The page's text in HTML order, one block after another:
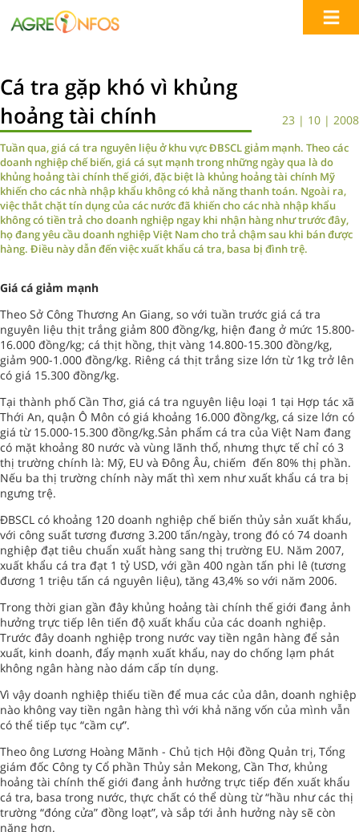
Cá tra gặp khó vì khủng
hoảng tài chính
23 | 10 | 2008
Tuần qua, giá cá tra nguyên liệu ở khu vực ĐBSCL giảm mạnh. Theo các
doanh nghiệp chế biến, giá cá sụt mạnh trong những ngày qua là do
khủng hoảng tài chính thế giới, đặc biệt là khủng hoảng tài chính Mỹ
khiến cho các nhà nhập khẩu không có khả năng thanh toán. Ngoài ra,
việc thắt chặt tín dụng của các nước đã khiến cho các nhà nhập khẩu
không có tiền trả cho doanh nghiệp ngay khi nhận hàng như trước đây,
họ đang yêu cầu doanh nghiệp Việt Nam cho trả chậm sau khi bán được
hàng. Điều này dẫn đến việc xuất khẩu cá tra, basa bị đình trệ.
Giá cá giảm mạnh
Theo Sở Công Thương An Giang, so với tuần trước giá cá tra
nguyên liệu thịt trắng giảm 800 đồng/kg, hiện đang ở mức 15.800-
16.000 đồng/kg; cá thịt hồng, thịt vàng 14.800-15.300 đồng/kg,
giảm 900-1.000 đồng/kg. Riêng cá thịt trắng size lớn từ 1kg trở lên
có giá 15.300 đồng/kg.
Tại thành phố Cần Thơ, giá cá tra nguyên liệu loại 1 tại Hợp tác xã
Thới An, quận Ô Môn có giá khoảng 16.000 đồng/kg, cá size lớn có
giá từ 15.000-15.300 đồng/kg.Sản phẩm cá tra của Việt Nam đang
có mặt khoảng 80 nước và vùng lãnh thổ, nhưng thực tế chỉ có 3
thị trường chính là: Mỹ, EU và Đông Âu, chiếm đến 80% thị phần.
Nếu ba thị trường chính này mất thì xem như xuất khẩu cá tra bị
ngưng trệ.
ĐBSCL có khoảng 120 doanh nghiệp chế biến thủy sản xuất khẩu,
với công suất tương đương 3.200 tấn/ngày, trong đó có 74 doanh
nghiệp đạt tiêu chuẩn xuất hàng sang thị trường EU. Năm 2007,
xuất khẩu cá tra đạt 1 tỷ USD, với gần 400 ngàn tấn phi lê (tương
đương 1 triệu tấn cá nguyên liệu), tăng 43,4% so với năm 2006.
Trong thời gian gần đây khủng hoảng tài chính thế giới đang ảnh
hưởng trực tiếp lên tiến độ xuất khẩu của các doanh nghiệp.
Trước đây doanh nghiệp trong nước vay tiền ngân hàng để sản
xuất, kinh doanh, đẩy mạnh xuất khẩu, nay do chống lạm phát
không ngân hàng nào dám cấp tín dụng.
Vì vậy doanh nghiệp thiếu tiền để mua các của dân, doanh nghiệp
nào không vay tiền ngân hàng thì với khả năng vốn của mình vẫn
có thể tiếp tục “cầm cự”.
Theo ông Lương Hoàng Mãnh - Chủ tịch Hội đồng Quản trị, Tổng
giám đốc Công ty Cổ phần Thủy sản Mekong, Cần Thơ, khủng
hoảng tài chính thế giới đang ảnh hưởng trực tiếp đến xuất khẩu
cá tra, basa trong nước, thực chất có thể dùng từ “hầu như các thị
trường “đóng cửa” đồng loạt”, và sắp tới ảnh hưởng này sẽ còn
nặng hơn.